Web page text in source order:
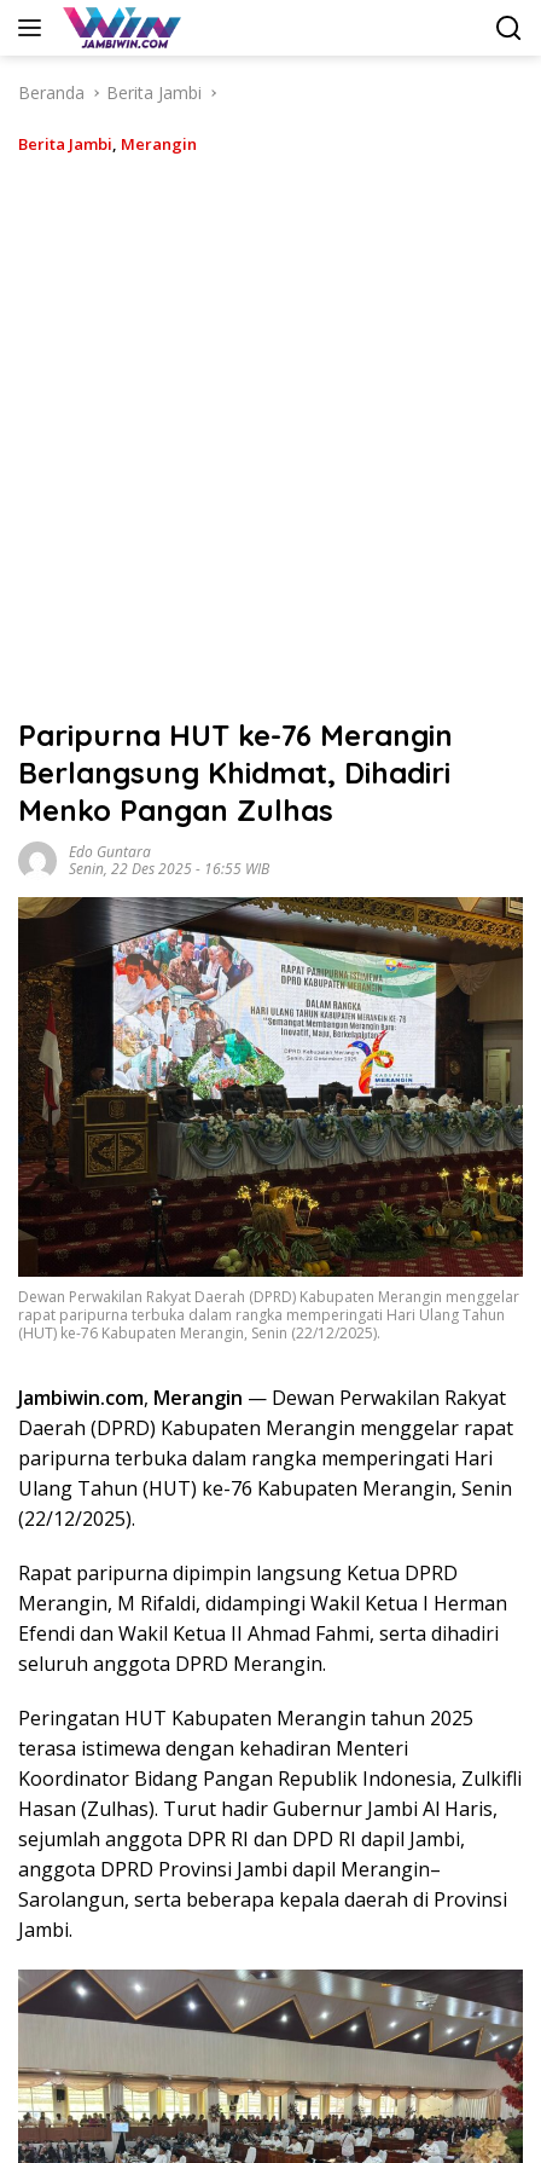
Langsung
Beranda
Berita Jambi
Berita Jambi, Merangin
Paripurna HUT ke-76 Merangin
Berlangsung Khidmat, Dihadiri
Menko Pangan Zulhas
Edo Guntara
Senin, 22 Des 2025 - 16:55 WIB
Dewan Perwakilan Rakyat Daerah (DPRD) Kabupaten Merangin menggelar
rapat paripurna terbuka dalam rangka memperingati Hari Ulang Tahun
(HUT) ke-76 Kabupaten Merangin, Senin (22/12/2025).
Jambiwin.com, Merangin — Dewan Perwakilan Rakyat
Daerah (DPRD) Kabupaten Merangin menggelar rapat
paripurna terbuka dalam rangka memperingati Hari
Ulang Tahun (HUT) ke-76 Kabupaten Merangin, Senin
(22/12/2025).
Rapat paripurna dipimpin langsung Ketua DPRD
Merangin, M Rifaldi, didampingi Wakil Ketua I Herman
Efendi dan Wakil Ketua II Ahmad Fahmi, serta dihadiri
seluruh anggota DPRD Merangin.
Peringatan HUT Kabupaten Merangin tahun 2025
terasa istimewa dengan kehadiran Menteri
Koordinator Bidang Pangan Republik Indonesia, Zulkifli
Hasan (Zulhas). Turut hadir Gubernur Jambi Al Haris,
sejumlah anggota DPR RI dan DPD RI dapil Jambi,
anggota DPRD Provinsi Jambi dapil Merangin–
Sarolangun, serta beberapa kepala daerah di Provinsi
Jambi.